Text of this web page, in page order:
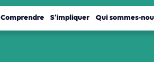
Comprendre S’impliquer Qui sommes-